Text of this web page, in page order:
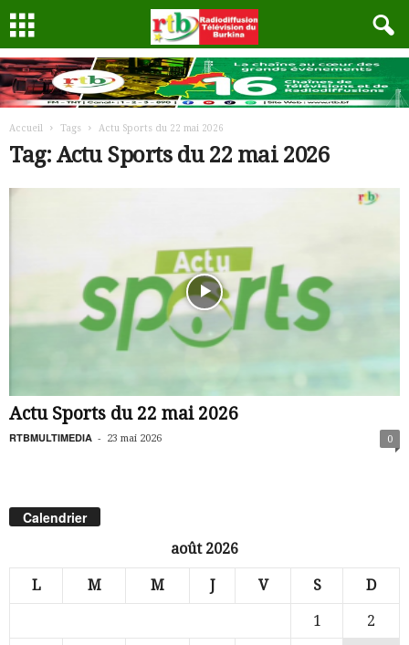
Accueil Tags Actu Sports du 22 mai 2026
Tag: Actu Sports du 22 mai 2026
Actu Sports du 22 mai 2026
RTBMULTIMEDIA - 23 mai 2026 0
Calendrier
août 2026
L M M J V S D
1
2